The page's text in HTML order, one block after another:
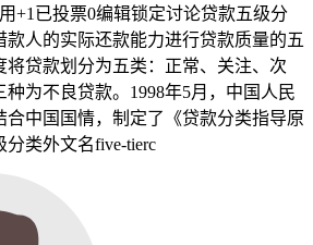
+1已投票0编辑锁定讨论贷款五级分
款人的实际还款能力进行贷款质量的五
将贷款划分为五类：正常、关注、次
为不良贷款。1998年5月，中国人民
合中国国情，制定了《贷款分类指导原
类外文名five-tierc